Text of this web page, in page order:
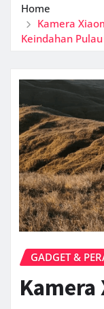
Home
Kamera
Keindahan Pulau
GADGET &
Kamera